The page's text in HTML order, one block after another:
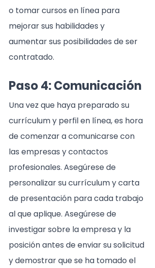
o tomar cursos en línea para
mejorar sus habilidades y
aumentar sus posibilidades de ser
contratado.
Paso 4: Comunicación
Una vez que haya preparado su
currículum y perfil en línea, es hora
de comenzar a comunicarse con
las empresas y contactos
profesionales. Asegúrese de
personalizar su currículum y carta
de presentación para cada trabajo
al que aplique. Asegúrese de
investigar sobre la empresa y la
posición antes de enviar su solicitud
y demostrar que se ha tomado el